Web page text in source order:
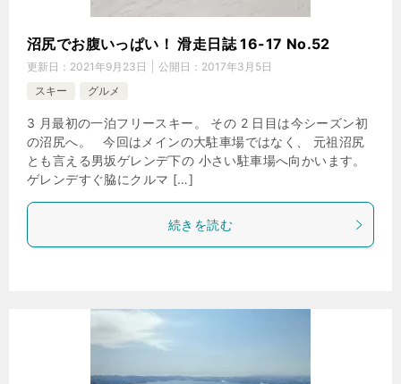
沼尻でお腹いっぱい！ 滑走日誌 16-17 No.52
更新日： 2021年9月23日 公開日： 2017年3月5日
スキー
グルメ
3 月最初の一泊フリースキー。 その 2 日目は今シーズン初
の沼尻へ。 今回はメインの大駐車場ではなく、 元祖沼尻
とも言える男坂ゲレンデ下の 小さい駐車場へ向かいます。
ゲレンデすぐ脇にクルマ […]
続きを読む